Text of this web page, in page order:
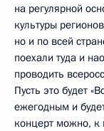
на регулярной
культуры
но и по всей
поехали туда и
проводить
Пусть это будет
ежегодным и
концерт можно, к